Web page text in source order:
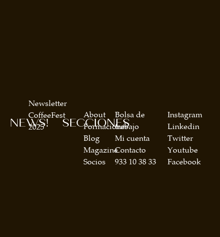
SECCIONES
About
Formaciones
Blog
Magazine
Socios
Bolsa de
trabajo
Mi cuenta
Contacto
933 10 38 33
NEWS!
Newsletter
CoffeeFest
2025
Instagram
Linkedin
Twitter
Youtube
Facebook